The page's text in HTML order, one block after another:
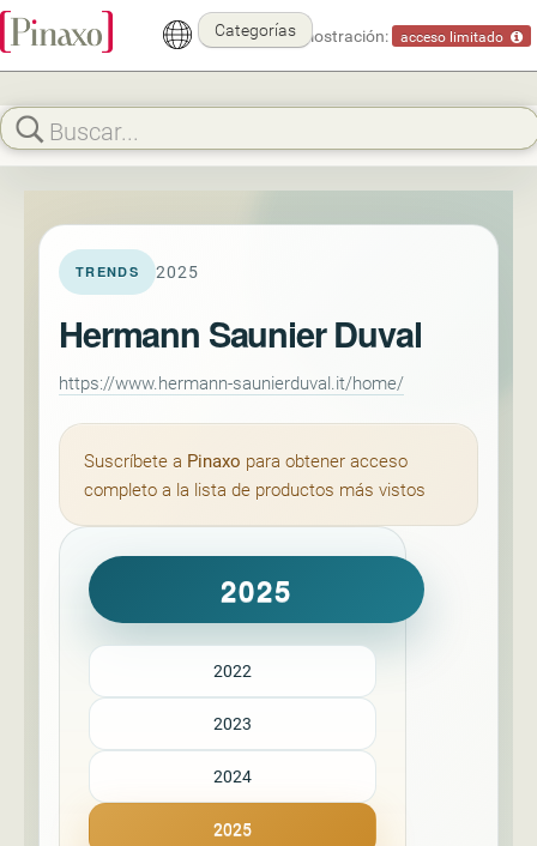
Modo demostración: acceso limitado
Categorías
TRENDS 2025
Hermann Saunier Duval
https://www.hermann-saunierduval.it/home/
Suscríbete a Pinaxo para obtener acceso
completo a la lista de productos más vistos
2025
2022
2023
2024
2025